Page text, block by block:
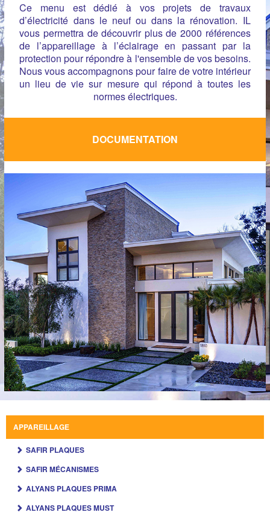
Ce menu est dédié à vos projets de travaux
d’électricité dans le neuf ou dans la rénovation. IL
vous permettra de découvrir plus de 2000 références
de l’appareillage à l’éclairage en passant par la
protection pour répondre à l'ensemble de vos besoins.
Nous vous accompagnons pour faire de votre intérieur
un lieu de vie sur mesure qui répond à toutes les
normes électriques.
DOCUMENTATION
APPAREILLAGE
SAFIR PLAQUES
SAFIR MÉCANISMES
ALYANS PLAQUES PRIMA
ALYANS PLAQUES MUST